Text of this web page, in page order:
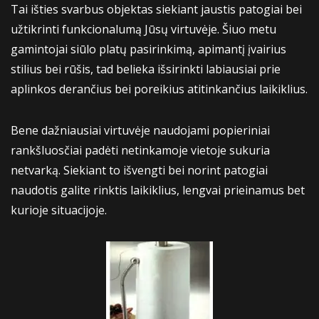
Tai išties svarbus objektas siekiant jaustis patogiai bei
užtikrinti funkcionalumą Jūsų virtuvėje. Šiuo metu
gamintojai siūlo platų pasirinkimą, apimantį įvairius
stilius bei rūšis, tad belieka išsirinkti labiausiai prie
aplinkos derančius bei poreikius atitinkančius laikiklius.
Bene dažniausiai virtuvėje naudojami popieriniai
rankšluosčiai padėti netinkamoje vietoje sukuria
netvarką. Siekiant to išvengti bei norint patogiai
naudotis galite rinktis laikiklius, lengvai prieinamus bet
kurioje situacijoje.